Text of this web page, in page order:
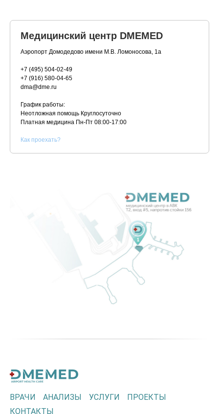
Медицинский центр DMEMED
Аэропорт Домодедово имени М.В. Ломоносова, 1а
+7 (495) 504-02-49
+7 (916) 580-04-65
dma@dme.ru
График работы:
Неотложная помощь Круглосуточно
Платная медицина Пн-Пт 08:00-17:00
Как проехать?
ВРАЧИ АНАЛИЗЫ УСЛУГИ
ПРОЕКТЫ
КОНТАКТЫ